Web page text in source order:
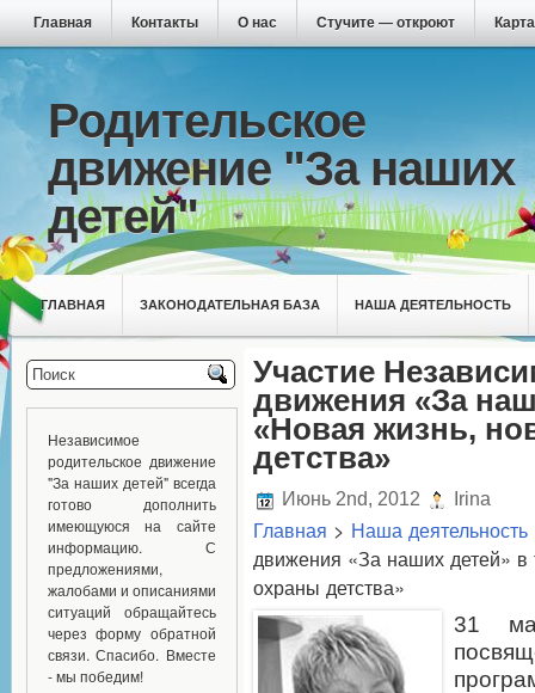
Главная Контакты О нас Стучите — откроют
Родительское
движение "За наших
детей"
ГЛАВНАЯ ЗАКОНОДАТЕЛЬНАЯ БАЗА НАША ДЕЯТЕЛЬНОСТЬ
Независимое
родительское движение
"За наших детей" всегда
готово дополнить
имеющуюся на сайте
информацию. С
предложениями,
жалобами и описаниями
ситуаций обращайтесь
через форму обратной
связи. Спасибо. Вместе
- мы победим!
Участие
движения «За
«Новая жизнь,
детства»
Июнь 2nd, 2012 Irina
Главная > Наша деятельность
движения «За наших детей» в
охраны детства»
31